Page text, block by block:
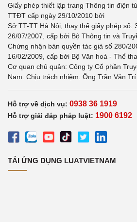
Giấy phép thiết lập trang Thông tin điện
TTĐT cấp ngày 29/10/2010 bởi
Sở TT-TT Hà Nội, thay thế giấy phép số:
26/07/2007, cấp bởi Bộ Thông tin và
Chứng nhận bản quyền tác giả số 280/
16/02/2009, cấp bởi Bộ Văn hoá - Thể
Cơ quan chủ quản: Công ty Cổ phần
Nam. Chịu trách nhiệm: Ông Trần Văn Trí
Hỗ trợ về dịch vụ: 0938 36 1919
Hỗ trợ giải đáp pháp luật: 1900 6192
TẢI ỨNG DỤNG LUATVIETNAM